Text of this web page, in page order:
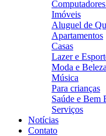
Imóveis
Aluguel de
Apartamentos
Casas
Lazer e
Moda e Beleza
Música
Para crianças
Saúde e Bem
Serviços
Notícias
Contato